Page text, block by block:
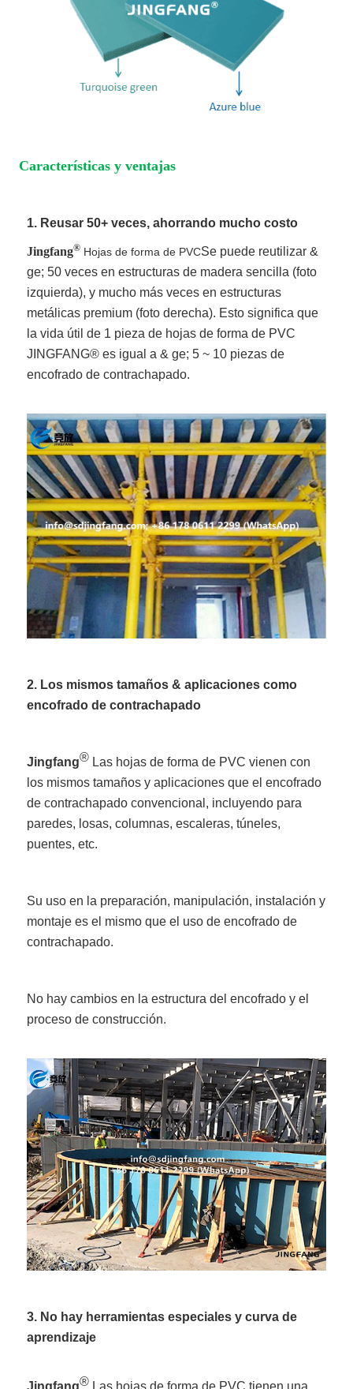
Características y ventajas
1. Reusar 50+ veces, ahorrando mucho costo
Jingfang® Hojas de forma de PVCSe puede reutilizar &
ge; 50 veces en estructuras de madera sencilla (foto
izquierda), y mucho más veces en estructuras
metálicas premium (foto derecha). Esto significa que
la vida útil de 1 pieza de hojas de forma de PVC
JINGFANG® es igual a & ge; 5 ~ 10 piezas de
encofrado de contrachapado.
2. Los mismos tamaños & aplicaciones como
encofrado de contrachapado
Jingfang® Las hojas de forma de PVC vienen con
los mismos tamaños y aplicaciones que el encofrado
de contrachapado convencional, incluyendo para
paredes, losas, columnas, escaleras, túneles,
puentes, etc.
Su uso en la preparación, manipulación, instalación y
montaje es el mismo que el uso de encofrado de
contrachapado.
No hay cambios en la estructura del encofrado y el
proceso de construcción.
3. No hay herramientas especiales y curva de
aprendizaje
®